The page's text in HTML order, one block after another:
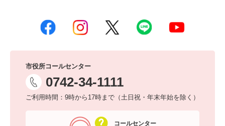
市役所コールセンター
0742-34-1111
ご利用時間：9時から17時まで（土日祝・年末年始を除く）
コールセンター